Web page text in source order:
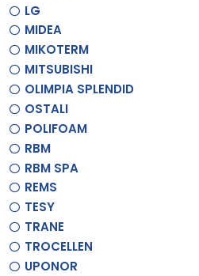
LG
MIDEA
MIKOTERM
MITSUBISHI
OLIMPIA SPLENDID
OSTALI
POLIFOAM
RBM
RBM SPA
REMS
TESY
TRANE
TROCELLEN
UPONOR